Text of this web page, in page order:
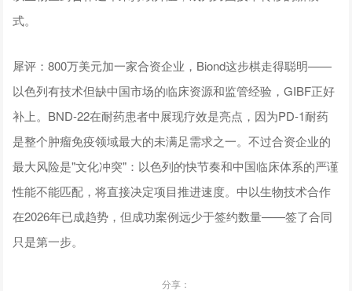
式。
犀评：800万美元加一家合资企业，Biond这步棋走得聪明——
以色列有技术但缺中国市场的临床资源和监管经验，GIBF正好
补上。BND-22在耐药患者中展现疗效是亮点，因为PD-1耐药
是整个肿瘤免疫领域最大的未满足需求之一。不过合资企业的
最大风险是"文化冲突"：以色列的快节奏和中国临床体系的严谨
性能不能匹配，将直接决定项目推进速度。中以生物技术合作
在2026年已成趋势，但成功案例远少于签约数量——签了合同
只是第一步。
分享：